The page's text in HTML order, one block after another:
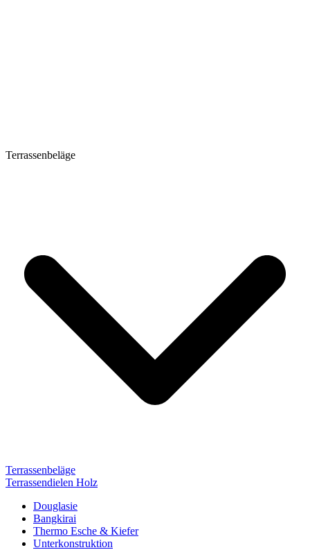
Terrassenbeläge
Terrassenbeläge
Terrassendielen Holz
Douglasie
Bangkirai
Thermo Esche & Kiefer
Unterkonstruktion